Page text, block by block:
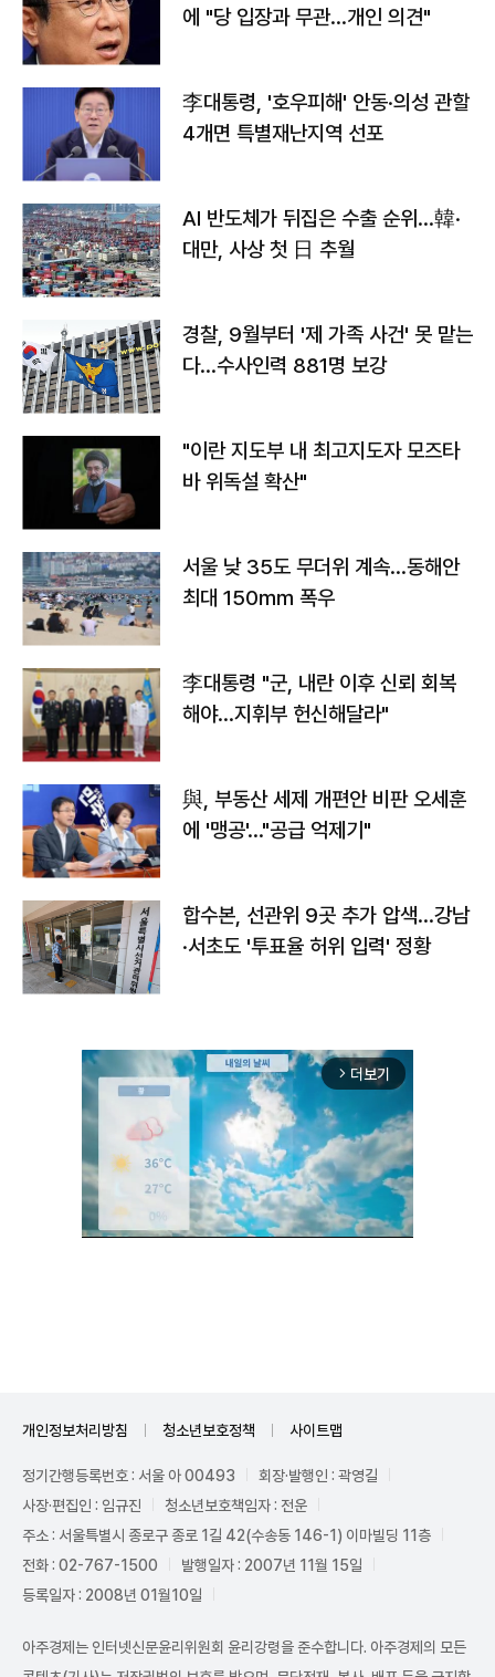
에 "당 입장과 무관…개인 의견"
李대통령, '호우피해' 안동·의성 관할
4개면 특별재난지역 선포
AI 반도체가 뒤집은 수출 순위…韓·
대만, 사상 첫 日 추월
경찰, 9월부터 '제 가족 사건' 못 맡는
다…수사인력 881명 보강
"이란 지도부 내 최고지도자 모즈타
바 위독설 확산"
서울 낮 35도 무더위 계속…동해안
최대 150㎜ 폭우
李대통령 "군, 내란 이후 신뢰 회복
해야…지휘부 헌신해달라"
與, 부동산 세제 개편안 비판 오세훈
에 '맹공'…"공급 억제기"
합수본, 선관위 9곳 추가 압색…강남
·서초도 '투표율 허위 입력' 정황
arrow_forward_ios 더보기
개인정보처리방침 청소년보호정책 사이트맵
정기간행등록번호 : 서울 아 00493
회장·발행인 : 곽영길
사장·편집인 : 임규진
청소년보호책임자 : 전운
주소 : 서울특별시 종로구 종로 1길 42(수송동 146-1) 이마빌딩 11층
전화 : 02-767-1500
발행일자 : 2007년 11월 15일
등록일자 : 2008년 01월10일
아주경제는 인터넷신문윤리위원회 윤리강령을 준수합니다. 아주경제의 모든